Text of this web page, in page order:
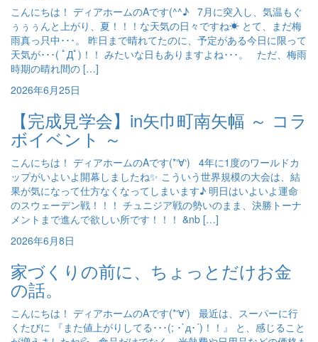
こんにちは！ ディアホームのAです(^^♪ 7月に突入し、気温もぐ
ぅぅぅんと上がり、夏！！！な天気の日々ですね☀ とて、まだ梅
雨真っ只中･･･。 昨日まで晴れてたのに、予定がある今日に限って
天気が･･･( ﾟДﾟ)！！ みたいな日もありますよね･･･。 ただ、梅雨
時期の晴れ間の […]
2026年6月25日
【完成見学会】in矢巾町南矢幅 ～ コラ
ボイベント ～
こんにちは！ ディアホームのAです(*‘∀‘) 4年に1度のワールドカ
ップがいよいよ開幕しましたね✨ こういう世界規模の大会は、結
果が気になって仕方なくなってしまいます♪ 明日はいよいよ運命
のスウェーデン戦！！！ チュニジア戦の勢いのまま、決勝トーナ
メントまで進んで欲しい所です！！！ &nb […]
2026年6月8日
家づくりの前に、ちょっとだけお金
の話。
こんにちは！ ディアホームのAです(*‘∀‘) 最近は、スーパーに行
くたびに 『また値上がりしてる･･･(; ･`д･´)！！』 と、感じること